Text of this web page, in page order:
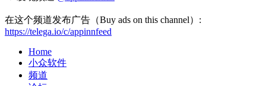
在这个频道发布广告（Buy ads on this channel）:
https://telega.io/c/appinnfeed
Home
小众软件
频道